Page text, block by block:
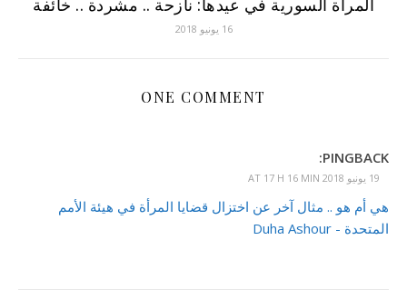
المرأة السورية في عيدها: نازحة .. مشردة .. خائفة
16 يونيو 2018
ONE COMMENT
PINGBACK:
19 يونيو 2018 AT 17 H 16 MIN
هي أم هو .. مثال آخر عن اختزال قضايا المرأة في هيئة الأمم
المتحدة - Duha Ashour